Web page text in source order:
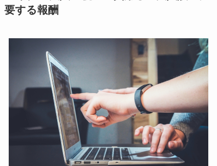
要する報酬